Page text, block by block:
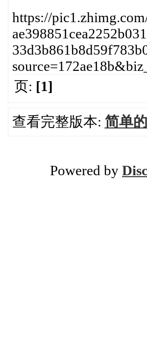
https://
页: [1]
查看完整版本: 简单
Powered by